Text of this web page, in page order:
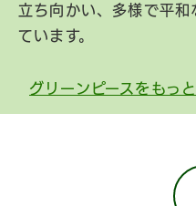
立ち向かい、多様で平
ています。
グリーンピースをもっ